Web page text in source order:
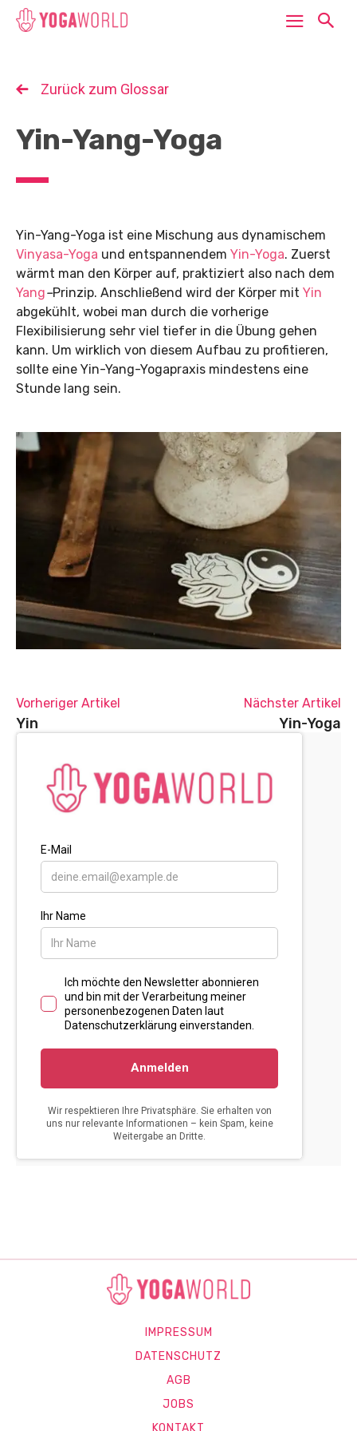
Zurück zum Glossar
Yin-Yang-Yoga
Yin-Yang-Yoga ist eine Mischung aus dynamischem
Vinyasa-Yoga und entspannendem Yin-Yoga. Zuerst
wärmt man den Körper auf, praktiziert also nach dem
Yang–Prinzip. Anschließend wird der Körper mit Yin
abgekühlt, wobei man durch die vorherige
Flexibilisierung sehr viel tiefer in die Übung gehen
kann. Um wirklich von diesem Aufbau zu profitieren,
sollte eine Yin-Yang-Yogapraxis mindestens eine
Stunde lang sein.
Vorheriger Artikel
Yin
Nächster Artikel
Yin-Yoga
IMPRESSUM
DATENSCHUTZ
AGB
JOBS
KONTAKT